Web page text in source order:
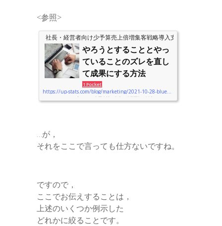
<参照>
社長・経営者向け少予算売上倍増集客戦略導入支援のアップスタ
やろうとすることとやっ
ていることのズレを直し
て成果にする方法
1 Pocket
こんにちは。アップスタッツ合同会社の代表，経営軍師の飯山です。 マ
いのでしょうか。 以下，お伝えしていきます。少々長くなりましたが，
最後までお付き合いください。 ズレに気づかなかった人の話 あれは何年
か前のことです。あるマーケティングセミナーに参加し...
…が，
それをここで言っても仕方ないですね。
ですので，
ここでお伝えすることは，
上述のいくつか例示した
どれかに絞ることです。